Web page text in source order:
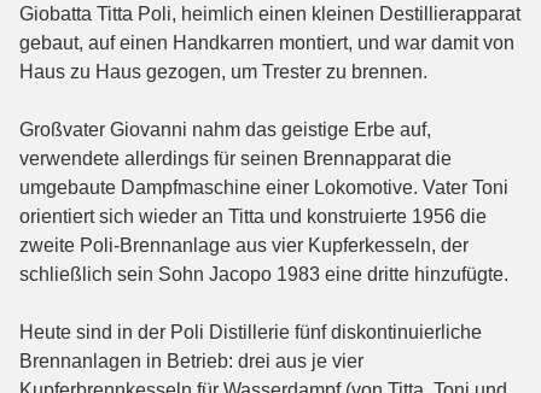
Giobatta Titta Poli, heimlich einen kleinen Destillierapparat
gebaut, auf einen Handkarren montiert, und war damit von
Haus zu Haus gezogen, um Trester zu brennen.
Großvater Giovanni nahm das geistige Erbe auf,
verwendete allerdings für seinen Brennapparat die
umgebaute Dampfmaschine einer Lokomotive. Vater Toni
orientiert sich wieder an Titta und konstruierte 1956 die
zweite Poli-Brennanlage aus vier Kupferkesseln, der
schließlich sein Sohn Jacopo 1983 eine dritte hinzufügte.
Heute sind in der Poli Distillerie fünf diskontinuierliche
Brennanlagen in Betrieb: drei aus je vier